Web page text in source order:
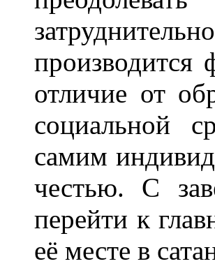
производится
отличие от
социальной
самим
честью. С
перейти к
её месте в